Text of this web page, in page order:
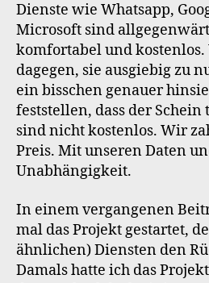
Dienste wie Whatsapp,
Microsoft sind
komfortabel und kostenlos.
dagegen, sie ausgiebig zu
ein bisschen genauer
feststellen, dass der Schein
sind nicht kostenlos. Wir
Preis. Mit unseren Daten
Unabhängigkeit.
In einem vergangenen
mal das Projekt gestartet,
ähnlichen) Diensten den
Damals hatte ich das